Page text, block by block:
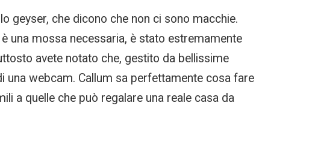
geyser, che dicono che non ci sono macchie.
una mossa necessaria, è stato estremamente
avete notato che, gestito da bellissime
webcam. Callum sa perfettamente cosa fare
a quelle che può regalare una reale casa da